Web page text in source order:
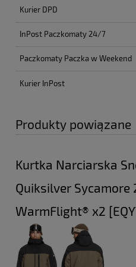
Kurier DPD
InPost Paczkomaty 24/7
Paczkomaty Paczka w Weekend
Kurier InPost
Produkty powiązane
Kurtka Narciarska
Quiksilver
WarmFlight® x2